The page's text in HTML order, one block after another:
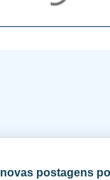
postagens